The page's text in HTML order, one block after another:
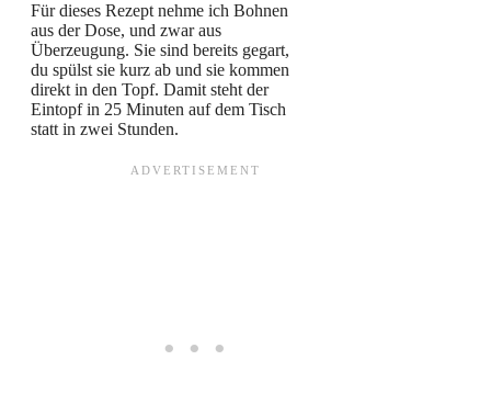
Für dieses Rezept nehme ich Bohnen
aus der Dose, und zwar aus
Überzeugung. Sie sind bereits gegart,
du spülst sie kurz ab und sie kommen
direkt in den Topf. Damit steht der
Eintopf in 25 Minuten auf dem Tisch
statt in zwei Stunden.